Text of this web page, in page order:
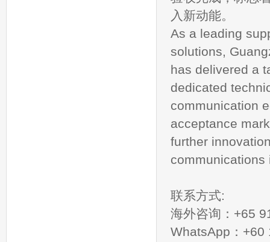
入新动能。
As a leading
solutions,
has delivered a
dedicated
communication
acceptance
further
communications
联系方式:
海外咨询：+65
WhatsApp：+60